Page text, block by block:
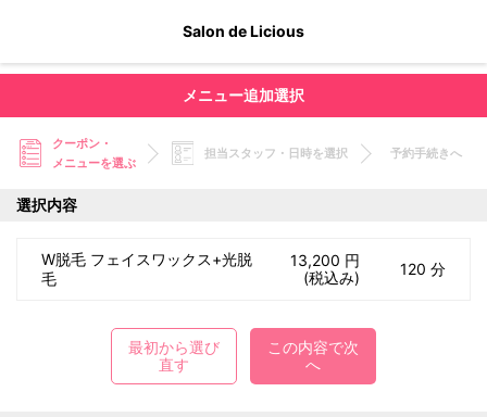
Salon de Licious
メニュー追加選択
クーポン・
メニューを選ぶ
担当スタッフ・日時を選択 予約手続きへ
選択内容
W脱毛 フェイスワックス+光脱
毛
13,200 円
(税込み)
120 分
最初から選び
直す
この内容で次
へ